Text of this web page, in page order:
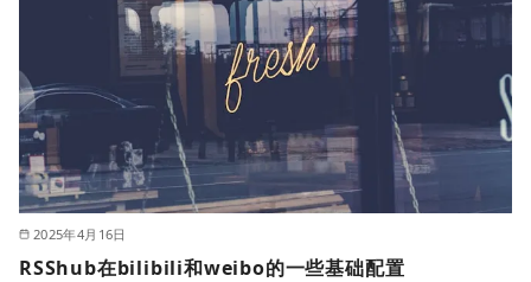
2025年4月16日
RSShub在bilibili和weibo的一些基础配置